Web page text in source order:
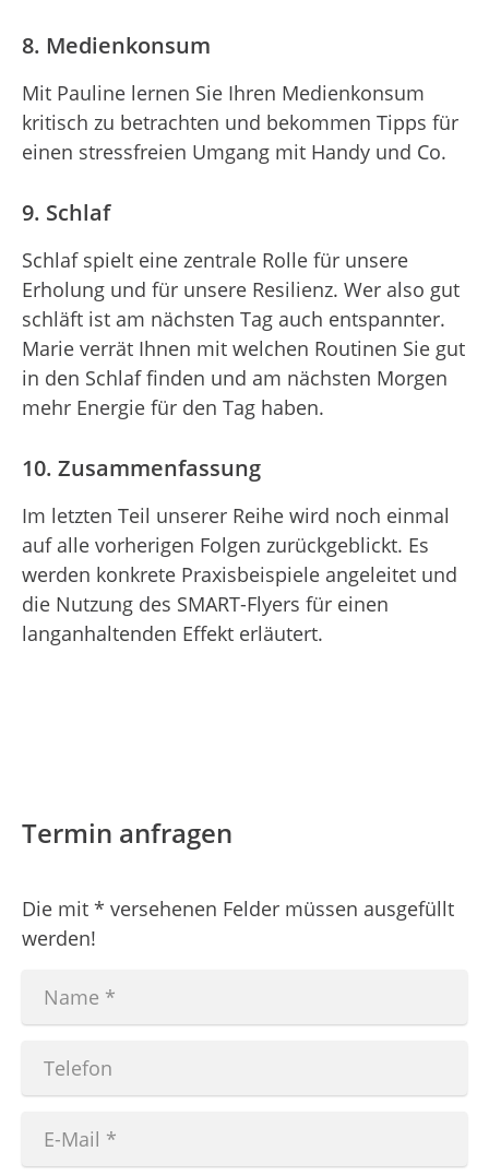
8. Medienkonsum
Mit Pauline lernen Sie Ihren Medienkonsum
kritisch zu betrachten und bekommen Tipps für
einen stressfreien Umgang mit Handy und Co.
9. Schlaf
Schlaf spielt eine zentrale Rolle für unsere
Erholung und für unsere Resilienz. Wer also gut
schläft ist am nächsten Tag auch entspannter.
Marie verrät Ihnen mit welchen Routinen Sie gut
in den Schlaf finden und am nächsten Morgen
mehr Energie für den Tag haben.
10. Zusammenfassung
Im letzten Teil unserer Reihe wird noch einmal
auf alle vorherigen Folgen zurückgeblickt. Es
werden konkrete Praxisbeispiele angeleitet und
die Nutzung des SMART-Flyers für einen
langanhaltenden Effekt erläutert.
Termin anfragen
Die mit * versehenen Felder müssen ausgefüllt
werden!